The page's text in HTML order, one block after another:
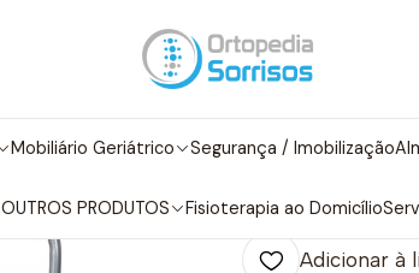
Mobiliário Geriátrico Segurança / Imobilização
OUTROS PRODUTOS Fisioterapia ao Domicílio
Camas Articuladas
Guardas
Quantidade
Adicionar à